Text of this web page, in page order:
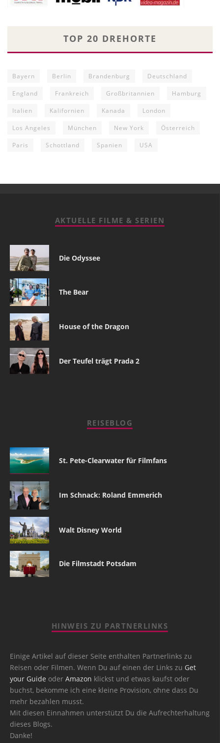
TOP 20 DREHORTE
Bayern Berlin Brandenburg Deutschland
England Frankreich Großbritannien Hamburg
Italien Kalifornien Kanada London
Los Angeles München New York Österreich
Paris Schottland Spanien USA
AKTUELLE FILME & SERIEN
Die Odyssee
The Bear
House of the Dragon
Der Teufel trägt Prada 2
REISEBLOG
St. Pete-Clearwater für Filmfans
Im Schnack: Roland Emmerich
Walt Disney World
Die Filmstadt Potsdam
HINWEIS ZU PARTNERLINKS
Einige Artikel auf dieser Seite enthalten Partnerlinks zu
Reisen oder Filmen. Wenn Du auf einen der Links zu Get
your Guide oder Amazon klickst und etwas kaufst oder
buchst, bekomme ich eine kleine Provision, ohne dass Du
mehr bezahlen musst.
Mit diesen Einnahmen unterstützt Du die Aufrechterhaltung
dieses Blogs.
Danke!